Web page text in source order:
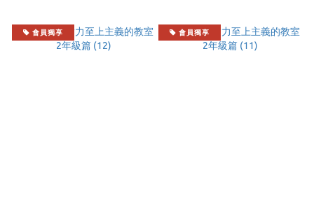
會員獨享 會員獨享